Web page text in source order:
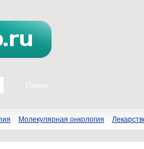
Молекулярная онкология